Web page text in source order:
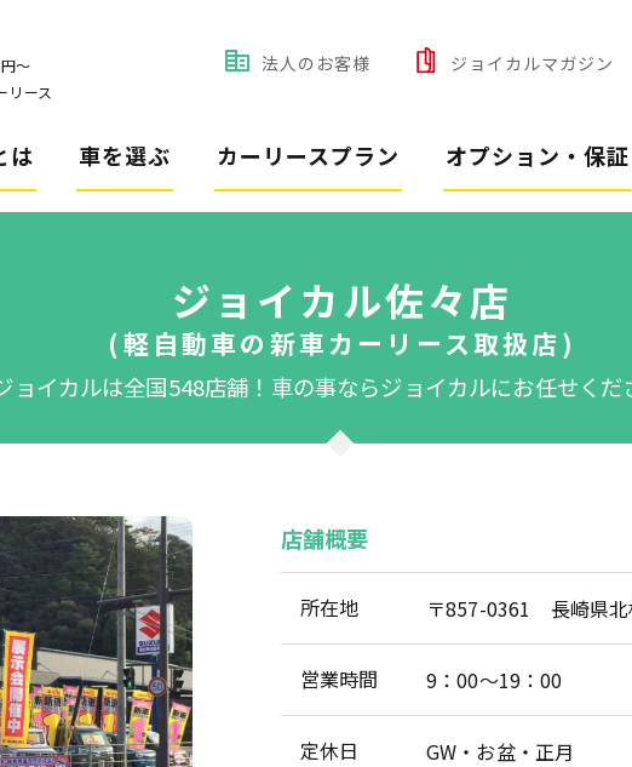
〜
リース
法人のお客様 ジョイカルマガジン
は 車を選ぶ カーリースプラン オプション・保証
ジョイカル佐々店
(軽自動車の新車カーリース取扱店)
ョイカルは全国548店舗！ 車の事ならジョイカルにお任せくだ
店舗概要
所在地 〒857-0361 長崎県北
営業時間 9：00～19：00
定休日 GW・お盆・正月